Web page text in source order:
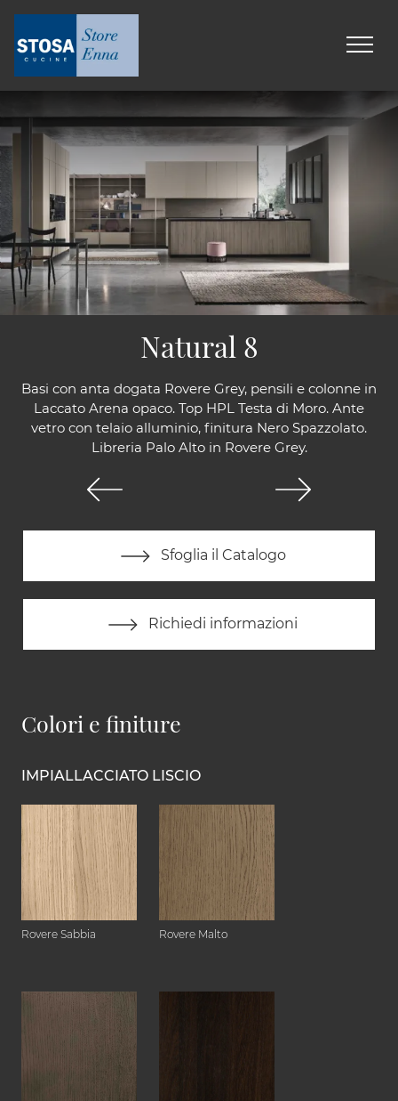
Basi con anta dogata Rovere Grey, pensili e colonne in
Laccato Arena opaco. Top HPL Testa di Moro. Ante
vetro con telaio alluminio, finitura Nero Spazzolato.
Libreria Palo Alto in Rovere Grey.
Sfoglia il Catalogo
Richiedi informazioni
Natural 8
Colori e finiture
IMPIALLACCIATO LISCIO
Rovere Sabbia Rovere Malto